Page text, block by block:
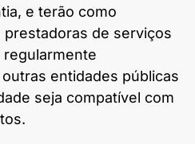
e terão como
de serviços
entidades públicas
seja compatível com